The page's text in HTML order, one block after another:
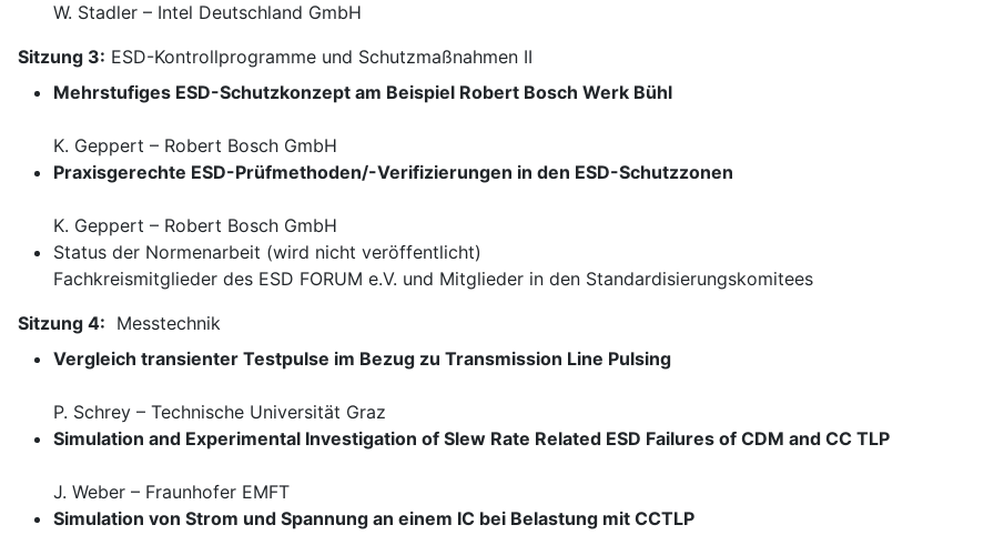
W. Stadler – Intel Deutschland GmbH
Sitzung 3: ESD-Kontrollprogramme und Schutzmaßnahmen II
Mehrstufiges ESD-Schutzkonzept am Beispiel Robert Bosch Werk Bühl
K. Geppert – Robert Bosch GmbH
Praxisgerechte ESD-Prüfmethoden/-Verifizierungen in den ESD-Schutzzonen
K. Geppert – Robert Bosch GmbH
Status der Normenarbeit (wird nicht veröffentlicht)
Fachkreismitglieder des ESD FORUM e.V. und Mitglieder in den Standardisierungskomitees
Sitzung 4: Messtechnik
Vergleich transienter Testpulse im Bezug zu Transmission Line Pulsing
P. Schrey – Technische Universität Graz
Simulation and Experimental Investigation of Slew Rate Related ESD Failures of CDM and CC TLP
J. Weber – Fraunhofer EMFT
Simulation von Strom und Spannung an einem IC bei Belastung mit CCTLP